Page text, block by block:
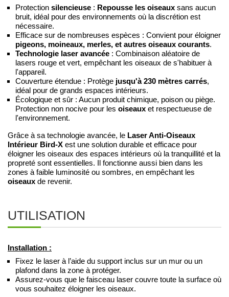
Protection silencieuse : Repousse les oiseaux sans aucun
bruit, idéal pour des environnements où la discrétion est
nécessaire.
Efficace sur de nombreuses espèces : Convient pour éloigner
pigeons, moineaux, merles, et autres oiseaux courants.
Technologie laser avancée : Combinaison aléatoire de
lasers rouge et vert, empêchant les oiseaux de s'habituer à
l'appareil.
Couverture étendue : Protège jusqu'à 230 mètres carrés,
idéal pour de grands espaces intérieurs.
Écologique et sûr : Aucun produit chimique, poison ou piège.
Protection non nocive pour les oiseaux et respectueuse de
l'environnement.
Grâce à sa technologie avancée, le Laser Anti-Oiseaux
Intérieur Bird-X est une solution durable et efficace pour
éloigner les oiseaux des espaces intérieurs où la tranquillité et la
propreté sont essentielles. Il fonctionne aussi bien dans les
zones à faible luminosité ou sombres, en empêchant les
oiseaux de revenir.
UTILISATION
Installation :
Fixez le laser à l’aide du support inclus sur un mur ou un
plafond dans la zone à protéger.
Assurez-vous que le faisceau laser couvre toute la surface où
vous souhaitez éloigner les oiseaux.